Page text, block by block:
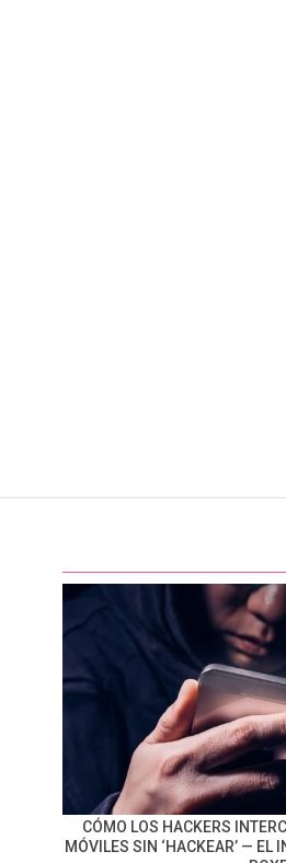
CÓMO LOS HACKERS
MÓVILES SIN ‘HACKEAR’ — EL